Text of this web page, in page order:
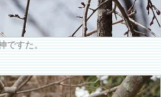
ですた。